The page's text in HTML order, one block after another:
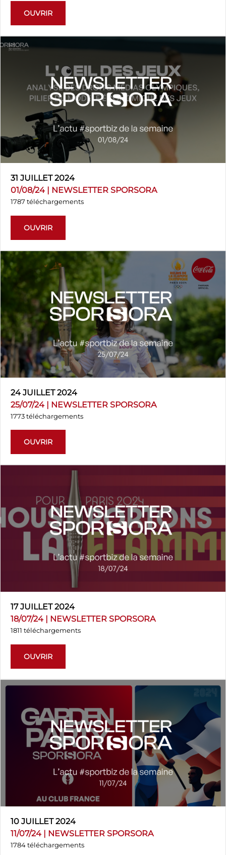
OUVRIR
31 JUILLET 2024
01/08/24 | NEWSLETTER SPORSORA
1787 téléchargements
OUVRIR
24 JUILLET 2024
25/07/24 | NEWSLETTER SPORSORA
1773 téléchargements
OUVRIR
17 JUILLET 2024
18/07/24 | NEWSLETTER SPORSORA
1811 téléchargements
OUVRIR
10 JUILLET 2024
11/07/24 | NEWSLETTER SPORSORA
1784 téléchargements